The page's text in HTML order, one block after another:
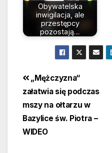
Obywatelska
inwigilacja, ale
przestępcy
pozostają…
„Mężczyzna“
załatwia się podczas
mszy na ołtarzu w
Bazylice św. Piotra –
WIDEO